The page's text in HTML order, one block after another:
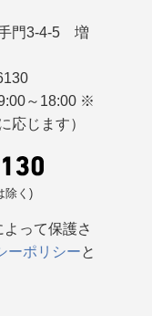
門3-4-5 増
～18:00 ※
応じます）
除く)
って保護さ
ーポリシーと